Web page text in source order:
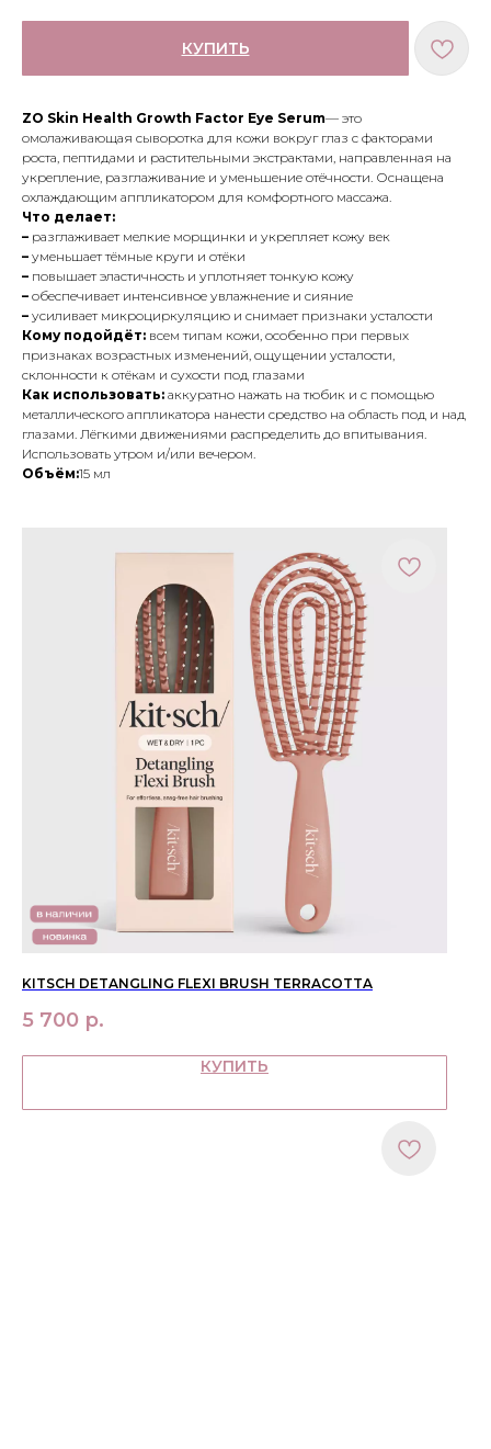
КУПИТЬ
ZO Skin Health Growth Factor Eye Serum— это
омолаживающая сыворотка для кожи вокруг глаз с факторами
роста, пептидами и растительными экстрактами, направленная на
укрепление, разглаживание и уменьшение отёчности. Оснащена
охлаждающим аппликатором для комфортного массажа.
Что делает:
– разглаживает мелкие морщинки и укрепляет кожу век
– уменьшает тёмные круги и отёки
– повышает эластичность и уплотняет тонкую кожу
– обеспечивает интенсивное увлажнение и сияние
– усиливает микроциркуляцию и снимает признаки усталости
Кому подойдёт: всем типам кожи, особенно при первых
признаках возрастных изменений, ощущении усталости,
склонности к отёкам и сухости под глазами
Как использовать: аккуратно нажать на тюбик и с помощью
металлического аппликатора нанести средство на область под и над
глазами. Лёгкими движениями распределить до впитывания.
Использовать утром и/или вечером.
Объём:15 мл
KITSCH DETANGLING FLEXI BRUSH TERRACOTTA
5 700 р.
КУПИТЬ